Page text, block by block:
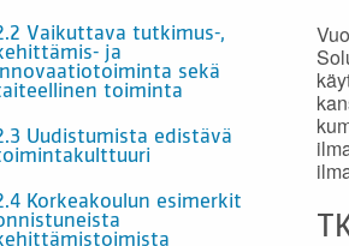
Vaikuttava tutkimus-,
ja
sekä
toiminta
Uudistumista edistävä
Korkeakoulun esimerkit